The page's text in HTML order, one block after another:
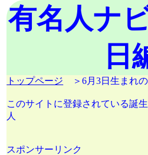
有名人ナ
日
トップページ ＞6月3日生まれの
このサイトに登録されている誕
人
スポンサーリンク